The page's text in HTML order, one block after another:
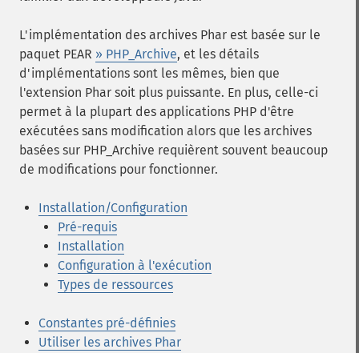
L'implémentation des archives Phar est basée sur le
paquet PEAR » PHP_Archive, et les détails
d'implémentations sont les mêmes, bien que
l'extension Phar soit plus puissante. En plus, celle-ci
permet à la plupart des applications PHP d'être
exécutées sans modification alors que les archives
basées sur PHP_Archive requièrent souvent beaucoup
de modifications pour fonctionner.
Installation/Configuration
Pré-requis
Installation
Configuration à l'exécution
Types de ressources
Constantes pré-définies
Utiliser les archives Phar